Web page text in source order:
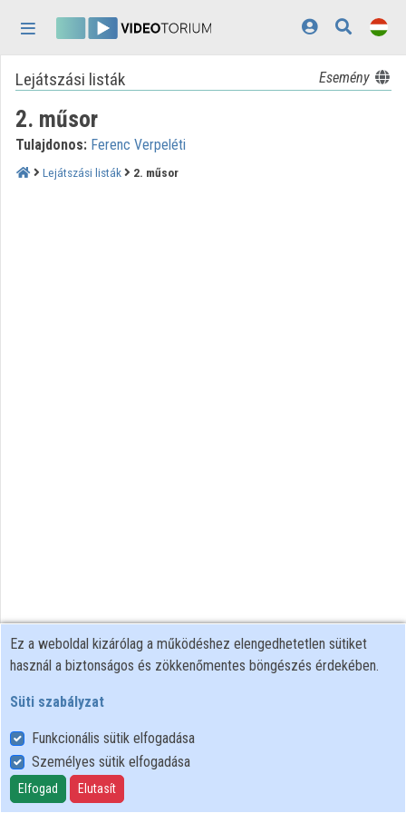
Kezdőlap
Bejelentkezés
Felfedezés
Lejátszási listák Esemény
2. műsor
Tulajdonos: Ferenc Verpeléti
Lejátszási listák 2. műsor
Felhasználói szabályzat
Adatkezelési tájékoztató
Süti szabályzat
Ez a weboldal kizárólag a működéshez elengedhetetlen sütiket
használ a biztonságos és zökkenőmentes böngészés érdekében.
Süti szabályzat
Funkcionális sütik elfogadása
Személyes sütik elfogadása
Elfogad Elutasít